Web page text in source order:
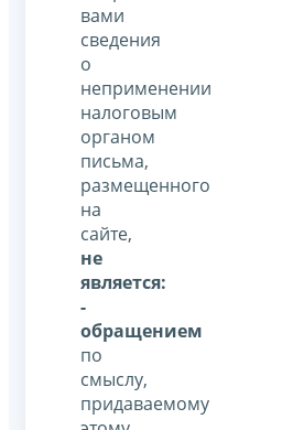
вами
сведения
о
неприменении
налоговым
органом
письма,
размещенного
на
сайте,
не
является:
-
обращением
по
смыслу,
придаваемому